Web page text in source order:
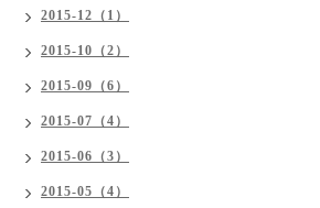
2015-12（1）
2015-10（2）
2015-09（6）
2015-07（4）
2015-06（3）
2015-05（4）